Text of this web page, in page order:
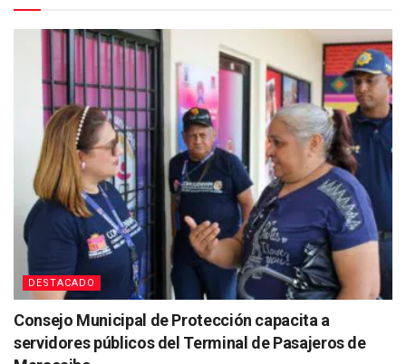
DESTACADO
Consejo Municipal de Protección capacita a
servidores públicos del Terminal de Pasajeros de